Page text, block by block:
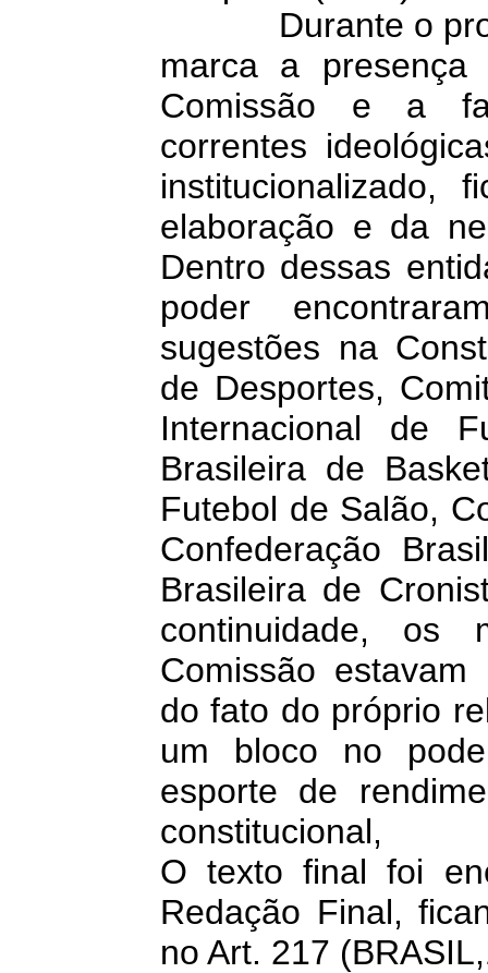
Durante o
marca a
Comissão e a
correntes
institucionalizado,
elaboração e da
Dentro dessas
poder
sugestões na
de Desportes,
Internacional de
Brasileira de
Futebol de Salão,
Confederação
Brasileira de
continuidade, os
Comissão
do fato do próprio
um bloco no
esporte de
constitucional,
O texto final foi
Redação Final,
no Art. 217